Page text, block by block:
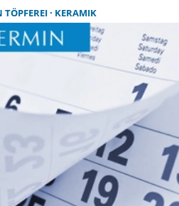
TÖPFEREI KERAMIK